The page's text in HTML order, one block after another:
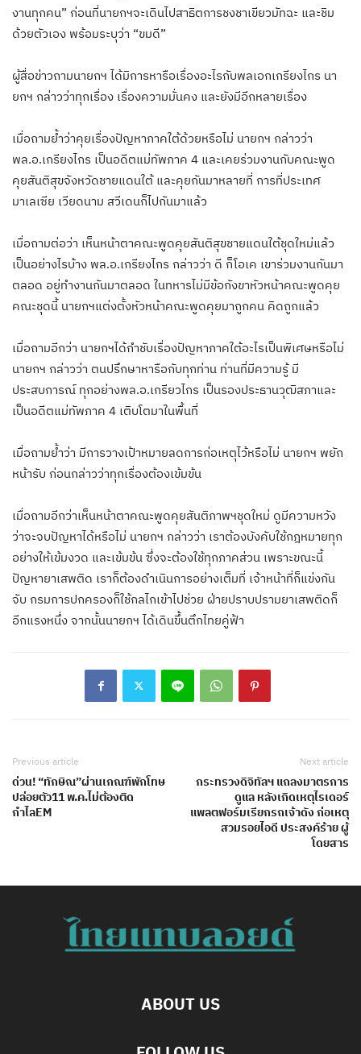
งานทุกคน” ก่อนที่นายกฯจะเดินไปสาธิตการชงชาเขียวมัทฉะ และชิม
ด้วยตัวเอง พร้อมระบุว่า “ขมดี”
ผู้สื่อข่าวถามนายกฯ ได้มิการหารือเรื่องอะไรกับพลเอกเกรียงไกร นา
ยกฯ กล่าวว่าทุกเรื่อง เรื่องความมั่นคง และยังมีอีกหลายเรื่อง
เมื่อถามย้ำว่าคุยเรื่องปัญหาภาคใต้ด้วยหรือไม่ นายกฯ กล่าวว่า
พล.อ.เกรียงไกร เป็นอดีตแม่ทัพภาค 4 และเคยร่วมงานกับคณะพูด
คุยสันติสุขจังหวัดชายแดนใต้ และคุยกันมาหลายที่ การที่ประเทศ
มาเลเซีย เวียดนาม สวีเดนก็ไปกันมาแล้ว
เมื่อถามต่อว่า เห็นหน้าตาคณะพูดคุยสันติสุขชายแดนใต้ชุดใหม่แล้ว
เป็นอย่างไรบ้าง พล.อ.เกรียงไกร กล่าวว่า ดี ก็โอเค เขาร่วมงานกันมา
ตลอด อยู่ทํางานกันมาตลอด ในทหารไม่มีข้อกังขาหัวหน้าคณะพูดคุย
คณะชุดนี้ นายกฯแต่งตั้งหัวหน้าคณะพูดคุยมาถูกคน คิดถูกแล้ว
เมื่อถามอีกว่า นายกฯได้กําชับเรื่องปัญหาภาคใต้อะไรเป็นพิเศษหรือไม่
นายกฯ กล่าวว่า ตนปรึกษาหารือกับทุกท่าน ท่านที่มีความรู้ มี
ประสบการณ์ ทุกอย่างพล.อ.เกรียวไกร เป็นรองประธานวุฒิสภาและ
เป็นอดีตแม่ทัพภาค 4 เติบโตมาในพื้นที่
เมื่อถามย้ำว่า มีการวางเป้าหมายลดการก่อเหตุไว้หรือไม่ นายกฯ พยัก
หน้ารับ ก่อนกล่าวว่าทุกเรื่องต้องเข้มข้น
เมื่อถามอีกว่าเห็นหน้าตาคณะพูดคุยสันติภาพฯชุดใหม่ ดูมีความหวัง
ว่าจะจบปัญหาได้หรือไม่ นายกฯ กล่าวว่า เราต้องบังคับใช้กฎหมายทุก
อย่างให้เข้มงวด และเข้มข้น ซึ่งจะต้องใช้ทุกภาคส่วน เพราะขณะนี้
ปัญหายาเสพติด เราก็ต้องดําเนินการอย่างเต็มที่ เจ้าหน้าที่ก็แข่งกัน
จับ กรมการปกครองก็ใช้กลไกเข้าไปช่วย ฝ่ายปราบปรามยาเสพติดก็
อีกแรงหนึ่ง จากนั้นนายกฯ ได้เดินขึ้นตึกไทยคู่ฟ้า
Previous article
ด่วน! “ทักษิณ”ผ่านเกณฑ์พักโทษ
ปล่อยตัว11 พ.ค.ไม่ต้องติด
กำไลEM
Next article
กระทรวงดิจิทัลฯ แถลงมาตรการ
ดูแล หลังเกิดเหตุไรเดอร์
แพลตฟอร์มเรียกรถเจ้าดัง ก่อเหตุ
สวมรอยไอดี ประสงค์ร้าย ผู้
โดยสาร
ABOUT US